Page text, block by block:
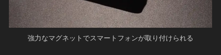
強力なマグネットでスマートフォンが取り付けられる